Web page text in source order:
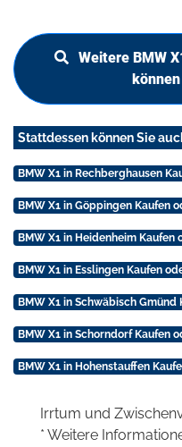
Weitere BMW
Stattdessen können Sie
BMW X1 in Rechberghausen
BMW X1 in Göppingen Kaufen
BMW X1 in Heidenheim Kaufen
BMW X1 in Esslingen Kaufen
BMW X1 in Schwäbisch
BMW X1 in Schorndorf Kaufen
BMW X1 in Hohenstauffen
Irrtum und
* Weitere